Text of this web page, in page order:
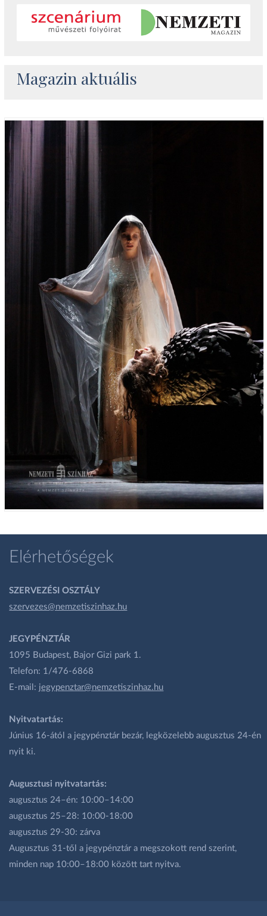
Magazin aktuális
Elérhetőségek
SZERVEZÉSI OSZTÁLY
szervezes@nemzetiszinhaz.hu
JEGYPÉNZTÁR
1095 Budapest, Bajor Gizi park 1.
Telefon: 1/476-6868
E-mail: jegypenztar@nemzetiszinhaz.hu
Nyitvatartás:
Június 16-ától a jegypénztár bezár, legközelebb augusztus 24-én
nyit ki.
Augusztusi nyitvatartás:
augusztus 24–én: 10:00–14:00
augusztus 25–28: 10:00-18:00
augusztus 29-30: zárva
Augusztus 31-től a jegypénztár a megszokott rend szerint,
minden nap 10:00–18:00 között tart nyitva.